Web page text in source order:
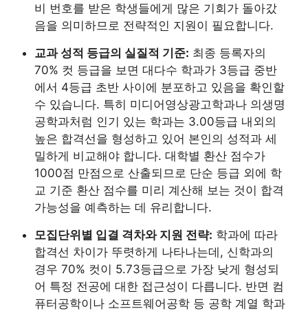
비 번호를 받은 학생들에게 많은 기회가 돌아갔
음을 의미하므로 전략적인 지원이 필요합니다.
교과 성적 등급의 실질적 기준: 최종 등록자의
70% 컷 등급을 보면 대다수 학과가 3등급 중반
에서 4등급 초반 사이에 분포하고 있음을 확인할
수 있습니다. 특히 미디어영상광고학과나 의생명
공학과처럼 인기 있는 학과는 3.00등급 내외의
높은 합격선을 형성하고 있어 본인의 성적과 세
밀하게 비교해야 합니다. 대학별 환산 점수가
1000점 만점으로 산출되므로 단순 등급 외에 학
교 기준 환산 점수를 미리 계산해 보는 것이 합격
가능성을 예측하는 데 유리합니다.
모집단위별 입결 격차와 지원 전략: 학과에 따라
합격선 차이가 뚜렷하게 나타나는데, 신학과의
경우 70% 컷이 5.73등급으로 가장 낮게 형성되
어 특정 전공에 대한 접근성이 다릅니다. 반면 컴
퓨터공학이나 소프트웨어공학 등 공학 계열 학과